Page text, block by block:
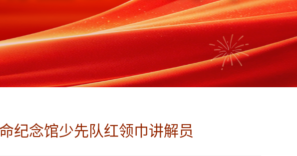
纪念馆少先队红领巾讲解员